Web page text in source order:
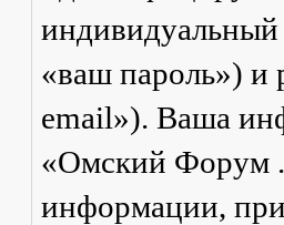
индивидуальный
«ваш пароль») и
email»). Ваша
«Омский Форум
информации,